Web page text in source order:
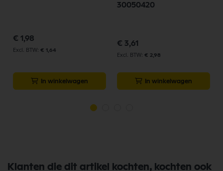
€ 1,98
€ 1,64
In winkelwagen
30050420
€ 3,61
€ 2,98
In winkelwagen
Klanten die dit artikel kochten, kochten ook